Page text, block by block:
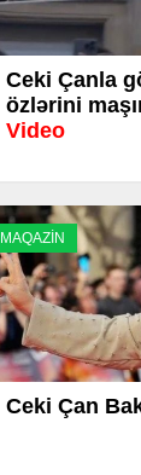
Ceki Çanla
özlərini
Video
MAQAZİN
Ceki Çan